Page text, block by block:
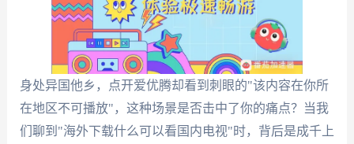
身处异国他乡，点开爱优腾却看到刺眼的"该内容在你所
在地区不可播放"，这种场景是否击中了你的痛点？当我
们聊到"海外下载什么可以看国内电视"时，背后是成千上